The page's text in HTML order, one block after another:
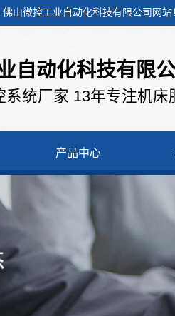
山微控工业自动化科技有限公司网站
自动化科技有限
系统厂家 13年专注机床
产品中心